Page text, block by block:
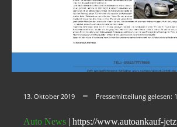
13. Oktober 2019 Pressemitteilung gelesen:
Auto News | https://www.autoankauf-